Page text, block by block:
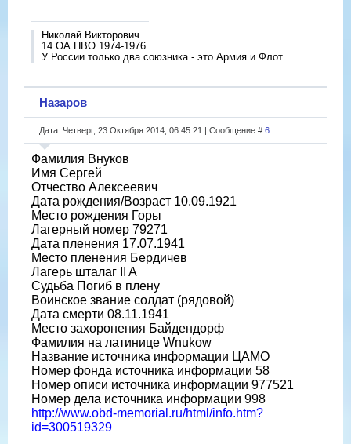
Николай Викторович
14 ОА ПВО 1974-1976
У России только два союзника - это Армия и Флот
Назаров
Дата: Четверг, 23 Октября 2014, 06:45:21 | Сообщение # 6
Фамилия Внуков
Имя Сергей
Отчество Алексеевич
Дата рождения/Возраст 10.09.1921
Место рождения Горы
Лагерный номер 79271
Дата пленения 17.07.1941
Место пленения Бердичев
Лагерь шталаг II A
Судьба Погиб в плену
Воинское звание солдат (рядовой)
Дата смерти 08.11.1941
Место захоронения Байдендорф
Фамилия на латинице Wnukow
Название источника информации ЦАМО
Номер фонда источника информации 58
Номер описи источника информации 977521
Номер дела источника информации 998
http://www.obd-memorial.ru/html/info.htm?
id=300519329